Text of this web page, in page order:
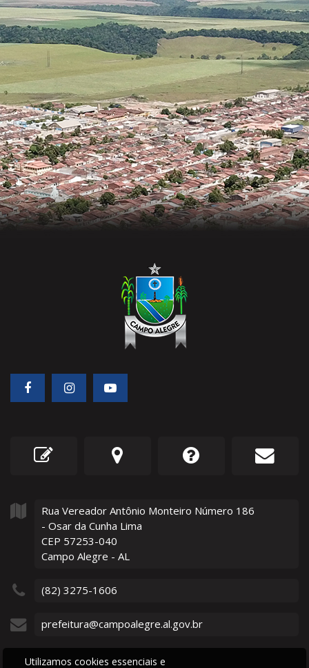
Rua Vereador Antônio Monteiro Número 186
- Osar da Cunha Lima
CEP 57253-040
Campo Alegre - AL
(82) 3275-1606
prefeitura@campoalegre.al.gov.br
Utilizamos cookies essenciais e